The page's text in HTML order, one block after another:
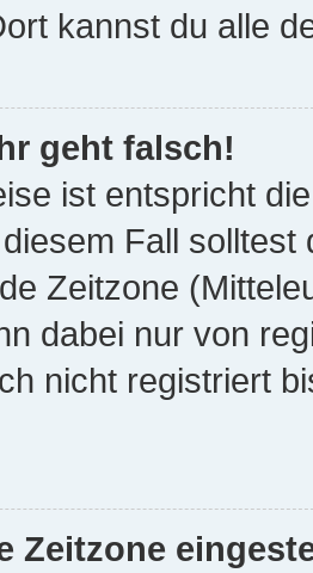
kannst du alle
geht falsch!
ist entspricht
Fall solltest
Zeitzone
dabei nur von
nicht registriert
Zeitzone